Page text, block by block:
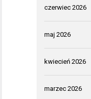
czerwiec 2026
maj 2026
kwiecień 2026
marzec 2026